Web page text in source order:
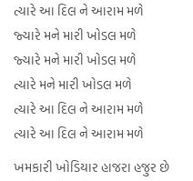
ત્યારે આ દિલ ને આરામ મળે
જ્યારે મને મારી ખોડલ મળે
જ્યારે મને મારી ખોડલ મળે
ત્યારે મને મારી ખોડલ મળે
ત્યારે આ દિલ ને આરામ મળે
ત્યારે આ દિલ ને આરામ મળે
ખમકારી ખોડિયાર હાજરા હજુર છે